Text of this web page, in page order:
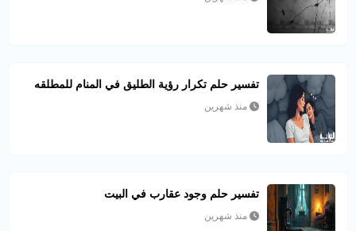
تفسير حلم تكرار رؤية الطليق في المنام للمطلقه
منذ شهرين
تفسير حلم وجود عقارب في البيت
منذ شهرين